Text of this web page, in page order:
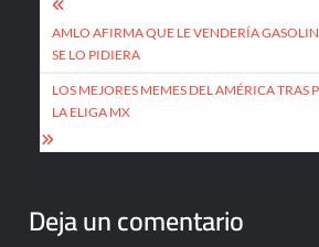
de
entradas
AMLO AFIRMA QUE LE VENDERÍA
SE LO PIDIERA
LOS MEJORES MEMES DEL AMÉRICA TRAS
LA ELIGA MX
Deja un comentario